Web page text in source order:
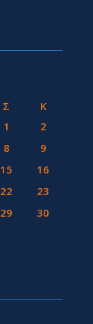
Σ
Κ
1
2
8
9
15
16
22
23
29
30